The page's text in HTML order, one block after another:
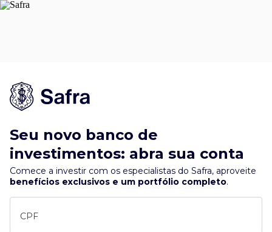
Seu novo banco de
investimentos: abra sua conta
Comece a investir com os especialistas do Safra, aproveite
benefícios exclusivos e um portfólio completo.
CPF